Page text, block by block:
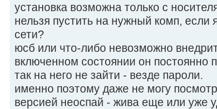
установка возможна только с
нельзя пустить на нужный комп, если
сети?
юсб или что-либо невозможно
включенном состоянии он постоянно
так на него не зайти - везде пароли.
именно поэтому даже не могу
версией неоспай - жива еще или уже